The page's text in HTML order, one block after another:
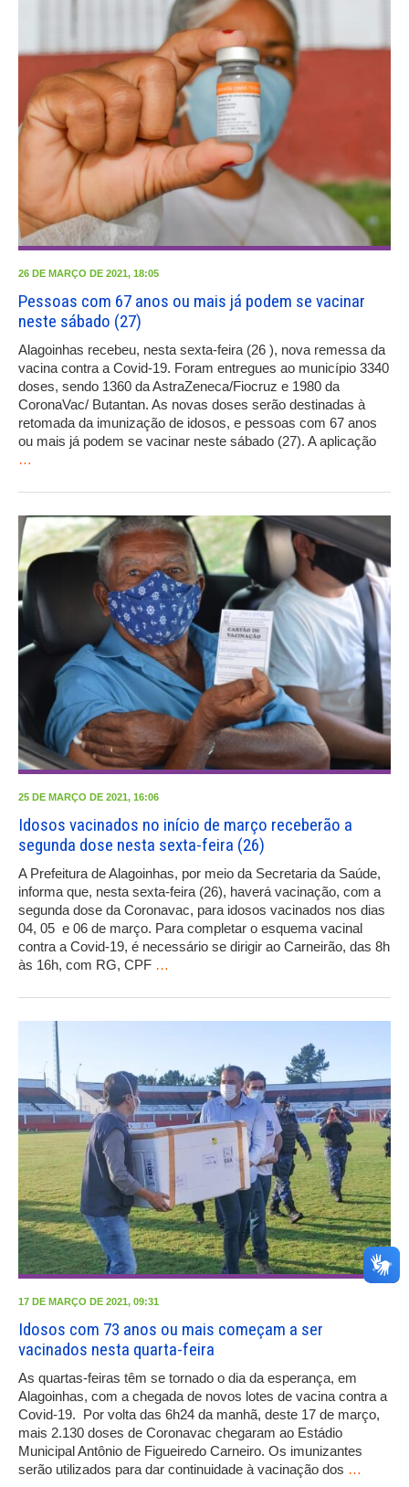
26 DE MARÇO DE 2021, 18:05
Pessoas com 67 anos ou mais já podem se vacinar
neste sábado (27)
Alagoinhas recebeu, nesta sexta-feira (26 ), nova remessa da
vacina contra a Covid-19. Foram entregues ao município 3340
doses, sendo 1360 da AstraZeneca/Fiocruz e 1980 da
CoronaVac/ Butantan. As novas doses serão destinadas à
retomada da imunização de idosos, e pessoas com 67 anos
ou mais já podem se vacinar neste sábado (27). A aplicação
…
25 DE MARÇO DE 2021, 16:06
Idosos vacinados no início de março receberão a
segunda dose nesta sexta-feira (26)
A Prefeitura de Alagoinhas, por meio da Secretaria da Saúde,
informa que, nesta sexta-feira (26), haverá vacinação, com a
segunda dose da Coronavac, para idosos vacinados nos dias
04, 05 e 06 de março. Para completar o esquema vacinal
contra a Covid-19, é necessário se dirigir ao Carneirão, das 8h
às 16h, com RG, CPF …
17 DE MARÇO DE 2021, 09:31
Idosos com 73 anos ou mais começam a ser
vacinados nesta quarta-feira
As quartas-feiras têm se tornado o dia da esperança, em
Alagoinhas, com a chegada de novos lotes de vacina contra a
Covid-19. Por volta das 6h24 da manhã, deste 17 de março,
mais 2.130 doses de Coronavac chegaram ao Estádio
Municipal Antônio de Figueiredo Carneiro. Os imunizantes
serão utilizados para dar continuidade à vacinação dos …